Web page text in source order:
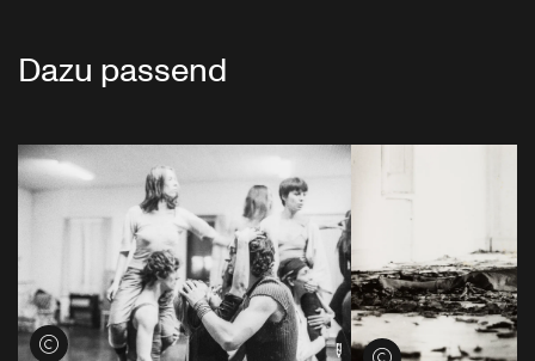
Dazu passend
Credits öffnen
Credits öffnen